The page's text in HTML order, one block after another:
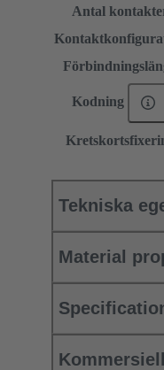
Antal
Kodning
Tekniska
Material